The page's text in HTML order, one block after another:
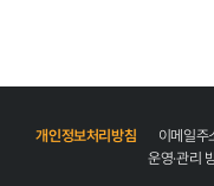
개인정보처리방침 이메일주
운영·관리